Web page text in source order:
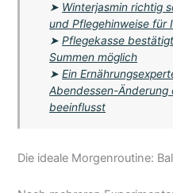
➤ Winterjasmin richtig
und Pflegehinweise für
➤Pflegekasse
Summen möglich
➤Ein
Abendessen-
beeinflusst
Die ideale Morgenroutine: